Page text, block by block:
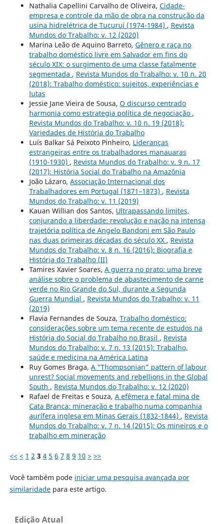
Nathalia Capellini Carvalho de Oliveira, Cidade-
empresa e controle da mão de obra na construção da
usina hidrelétrica de Tucuruí (1974-1984) , Revista
Mundos do Trabalho: v. 12 (2020)
Marina Leão de Aquino Barreto, Gênero e raça no
trabalho doméstico livre em Salvador em fins do
século XIX: o surgimento de uma classe fatalmente
segmentada , Revista Mundos do Trabalho: v. 10 n. 20
(2018): Trabalho doméstico: sujeitos, experiências e
lutas
Jessie Jane Vieira de Sousa, O discurso centrado
harmonia como estrategia política de negociação ,
Revista Mundos do Trabalho: v. 10 n. 19 (2018):
Variedades de História do Trabalho
Luís Balkar Sá Peixoto Pinheiro, Lideranças
estrangeiras entre os trabalhadores manauaras
(1910-1930) , Revista Mundos do Trabalho: v. 9 n. 17
(2017): História Social do Trabalho na Amazônia
João Lázaro, Associação Internacional dos
Trabalhadores em Portugal (1871–1873) , Revista
Mundos do Trabalho: v. 11 (2019)
Kauan Willian dos Santos, Ultrapassando limites,
conjurando a liberdade: revolução e nação na intensa
trajetória política de Angelo Bandoni em São Paulo
nas duas primeiras décadas do século XX , Revista
Mundos do Trabalho: v. 8 n. 16 (2016): Biografia e
História do Trabalho (II)
Tamires Xavier Soares, A guerra no prato: uma breve
análise sobre o problema de abastecimento de carne
verde no Rio Grande do Sul, durante a Segunda
Guerra Mundial , Revista Mundos do Trabalho: v. 11
(2019)
Flavia Fernandes de Souza, Trabalho doméstico:
considerações sobre um tema recente de estudos na
História do Social do Trabalho no Brasil , Revista
Mundos do Trabalho: v. 7 n. 13 (2015): Trabalho,
saúde e medicina na América Latina
Ruy Gomes Braga, A “Thompsonian” pattern of labour
unrest? Social movements and rebellions in the Global
South , Revista Mundos do Trabalho: v. 12 (2020)
Rafael de Freitas e Souza, A efêmera e fatal mina de
Cata Branca: mineração e trabalho numa companhia
aurífera inglesa em Minas Gerais (1832-1844) , Revista
Mundos do Trabalho: v. 7 n. 14 (2015): Os mineiros e o
trabalho em mineração
<< < 1 2 3 4 5 6 7 8 9 10 > >>
Você também pode iniciar uma pesquisa avançada por
similaridadepara este artigo.
Edição Atual